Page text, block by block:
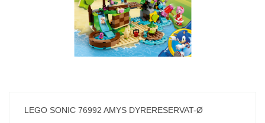
LEGO SONIC 76992 AMYS DYRERESERVAT-Ø